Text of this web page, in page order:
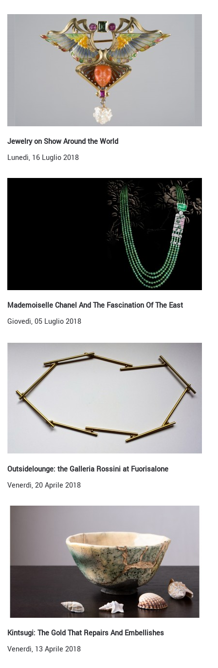
Jewelry on Show Around the World
Lunedì, 16 Luglio 2018
Mademoiselle Chanel And The Fascination Of The East
Giovedì, 05 Luglio 2018
Outsidelounge: the Galleria Rossini at Fuorisalone
Venerdì, 20 Aprile 2018
Kintsugi: The Gold That Repairs And Embellishes
Venerdì, 13 Aprile 2018